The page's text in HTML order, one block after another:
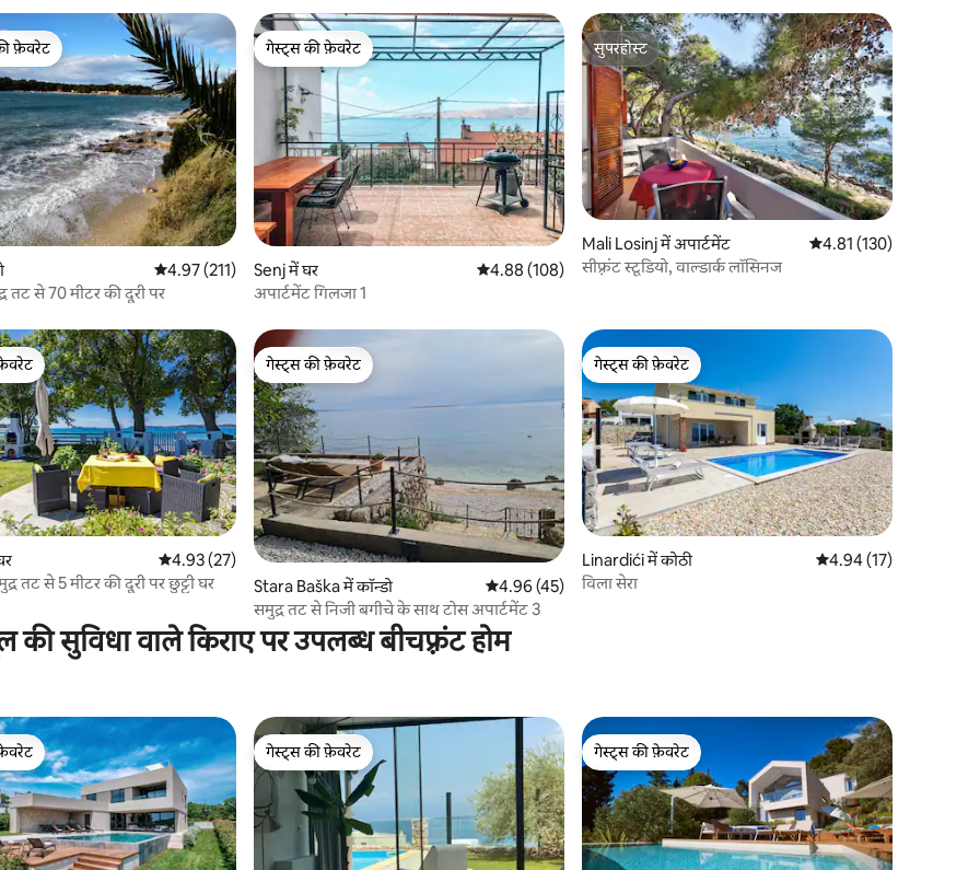
फ़ेवरेट
फ़ेवरेट
औसत रेटिंग 5 में से 4.97, 211 समीक्षाएँ
4.97 (211)
तट से 70 मीटर की दूरी पर
गेस्ट्स की फ़ेवरेट
गेस्ट्स की फ़ेवरेट
Senj में घर औसत रेटिंग 5 में से 4.88, 108 समीक्षाएँ
4.88 (108)
अपार्टमेंट गिलजा 1
सुपरहोस्ट
सुपरहोस्ट
Mali Losinj में अपार्टमेंट औसत रेटिंग 5 में से 4.81,
4.81 (130)
सीफ़्रंट स्टूडियो, वाल्डार्क लॉसिनज
औसत रेटिंग 5 में से 4.93, 27 समीक्षाएँ
4.93 (27)
तट से 5 मीटर की दूरी पर छुट्टी घर
गेस्ट्स की फ़ेवरेट
गेस्ट्स की फ़ेवरेट
Stara Baška में कॉन्डो औसत रेटिंग 5 में से 4.96, 45 समीक्षाएँ
4.96 (45)
समुद्र तट से निजी बगीचे के साथ टोस अपार्टमेंट 3
गेस्ट्स की फ़ेवरेट
गेस्ट्स की फ़ेवरेट
Linardići में कोठी औसत रेटिंग 5 में से 4.94,
4.94 (17)
विला सेरा
की सुविधा वाले किराए पर उपलब्ध बीचफ़्रंट होम
गेस्ट्स की फ़ेवरेट
गेस्ट्स की फ़ेवरेट
गेस्ट्स की फ़ेवरेट
गेस्ट्स की फ़ेवरेट